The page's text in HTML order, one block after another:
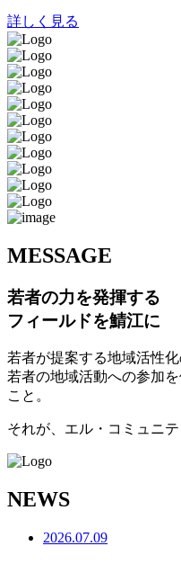
詳しく見る
MESSAGE
若者の力を発揮する
フィールドを鯖江に
若者が提案する地域活性
若者の地域活動への参加
こと。
それが、エル・コミュニテ
NEWS
2026.07.09